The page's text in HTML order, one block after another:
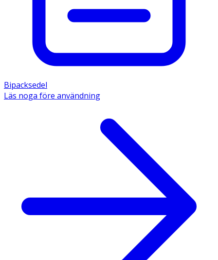
Bipacksedel
Läs noga före användning